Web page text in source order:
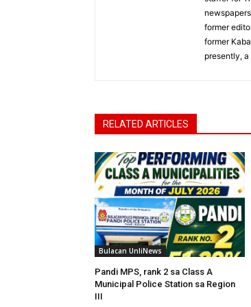
former
former
presently,
RELATED ARTICLES
Bulacan UnliNews
Pandi MPS, rank 2 sa Class A
Municipal Police Station sa Region
III